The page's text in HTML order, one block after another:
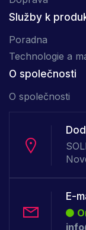
Služby k
Poradna
Technologie a
O společnosti
O společnosti
E-